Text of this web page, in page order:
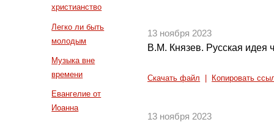
христианство
Легко ли быть
молодым
Музыка вне
времени
Евангелие от
Иоанна
13 ноября 2023
В.М. Князев. Русская идея
Скачать файл Копировать
13 ноября 2023